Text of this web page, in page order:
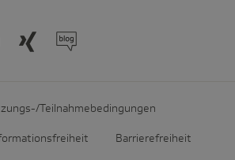
Teilnahmebedingungen
Barrierefreiheit